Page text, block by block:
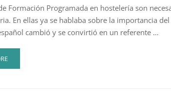
Formación Programada en hostelería son
En ellas ya se hablaba sobre la importancia
cambió y se convirtió en un referente …